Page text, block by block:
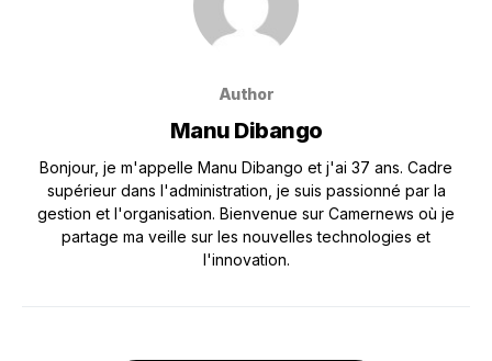
Author
Manu Dibango
Bonjour, je m'appelle Manu Dibango et j'ai 37 ans. Cadre
supérieur dans l'administration, je suis passionné par la
gestion et l'organisation. Bienvenue sur Camernews où je
partage ma veille sur les nouvelles technologies et
l'innovation.